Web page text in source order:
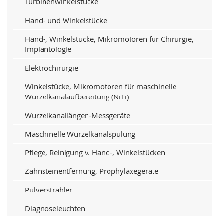
Hand- und Winkelstücke
Hand-, Winkelstücke, Mikromotoren für Chirurgie,
Implantologie
Elektrochirurgie
Winkelstücke, Mikromotoren für maschinelle
Wurzelkanalaufbereitung (NiTi)
Wurzelkanallängen-Messgeräte
Maschinelle Wurzelkanalspülung
Pflege, Reinigung v. Hand-, Winkelstücken
Zahnsteinentfernung, Prophylaxegeräte
Pulverstrahler
Diagnoseleuchten